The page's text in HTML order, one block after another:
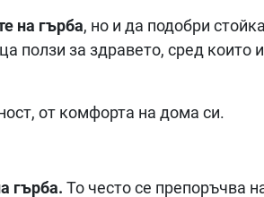
на гърба, но и да подобри
ползи за здравето, сред които
от комфорта на дома си.
гърба. То често се препоръчва